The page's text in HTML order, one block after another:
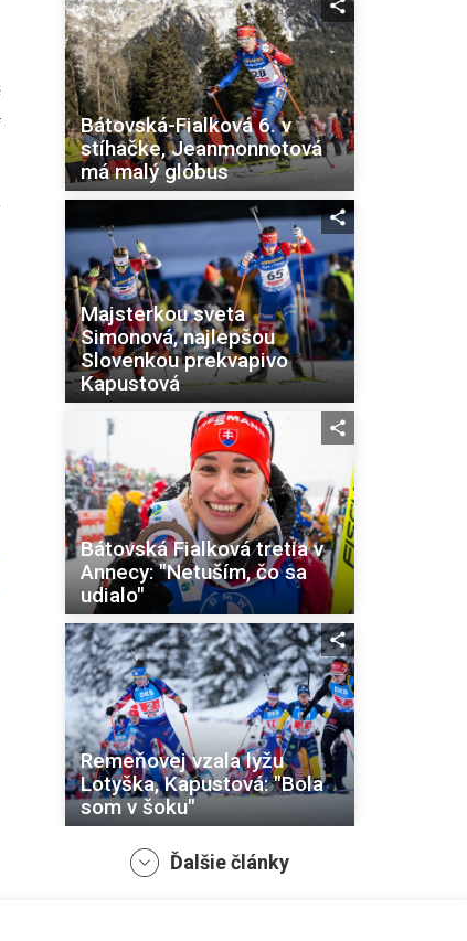
Bátovská-Fialková 6. v
stíhačke, Jeanmonnotová
má malý glóbus
Majsterkou sveta
Simonová, najlepšou
Slovenkou prekvapivo
Kapustová
Bátovská Fialková tretia v
Annecy: "Netuším, čo sa
udialo"
Remeňovej vzala lyžu
Lotyška, Kapustová: "Bola
som v šoku"
Ďalšie články